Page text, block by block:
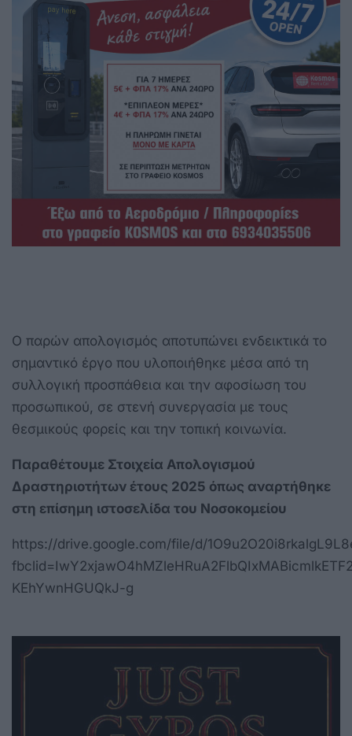
Ο παρών απολογισμός αποτυπώνει ενδεικτικά το
σημαντικό έργο που υλοποιήθηκε μέσα από τη
συλλογική προσπάθεια και την αφοσίωση του
προσωπικού, σε στενή συνεργασία με τους
θεσμικούς φορείς και την τοπική κοινωνία.
Παραθέτουμε Στοιχεία Απολογισμού
Δραστηριοτήτων έτους 2025 όπως αναρτήθηκε
στη επίσημη ιστοσελίδα του Νοσοκομείου
https://drive.google.com/file/d/
KEhYwnHGUQkJ-g